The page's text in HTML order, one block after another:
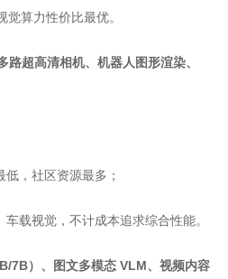
算力性价比最优。
超高清相机、机器人图形渲染、
，社区资源最多；
载视觉，不计成本追求综合性能。
7B）、图文多模态 VLM、视频内容